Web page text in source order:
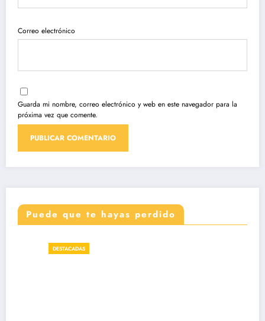
Correo electrónico
Guarda mi nombre, correo electrónico y web en este navegador para la
próxima vez que comente.
Puede que te hayas perdido
DESTACADAS